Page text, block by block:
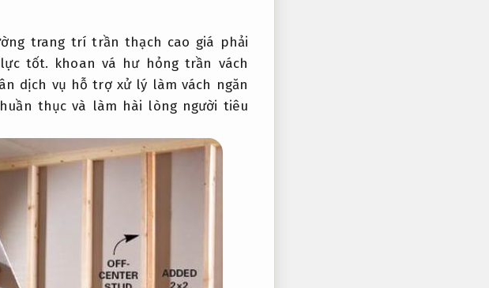
trang trí trần thạch cao giá phải
tốt. khoan vá hư hỏng trần vách
dịch vụ hỗ trợ xử lý làm vách ngăn
thục và làm hài lòng người tiêu